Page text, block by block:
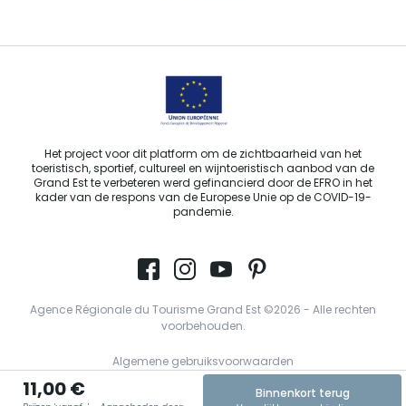
11,00 € Binnenkort terug
Stuur ons een e-mail
Het project voor dit platform om de zichtbaarheid van het
toeristisch, sportief, cultureel en wijntoeristisch aanbod van de
Grand Est te verbeteren werd gefinancierd door de EFRO in het
kader van de respons van de Europese Unie op de COVID-19-
pandemie.
Agence Régionale du Tourisme Grand Est ©2026 - Alle rechten
voorbehouden.
Algemene gebruiksvoorwaarden
Wettelijke vermeldingen